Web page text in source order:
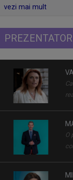
...
vezi mai mult
O